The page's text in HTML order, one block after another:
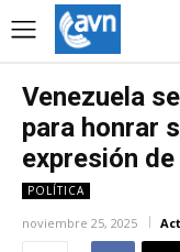
Venezuela
para honrar
expresión
POLÍTICA
noviembre 25, 2025